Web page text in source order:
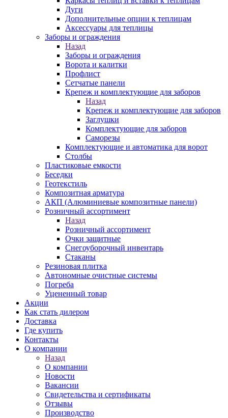
Дуги
Дополнительные опции к теплицам
Аксессуары для теплицы
Заборы и ограждения
Назад
Заборы и ограждения
Ворота и калитки
Профлист
Сетчатые панели
Крепеж и комплектующие для заборов
Назад
Крепеж и комплектующие для заборов
Заглушки
Комплектующие для заборов
Саморезы
Комплектующие и автоматика для ворот
Столбы
Пластиковые емкости
Беседки
Геотекстиль
Композитная арматура
АКП (Алюминиевые композитные панели)
Розничный ассортимент
Назад
Розничный ассортимент
Очки защитные
Снегоуборочный инвентарь
Стаканы
Резиновая плитка
Автономные очистные системы
Погреба
Уцененный товар
Акции
Как стать дилером
Доставка
Где купить
Контакты
О компании
Назад
О компании
Новости
Вакансии
Свидетельства и сертификаты
Отзывы
Производство